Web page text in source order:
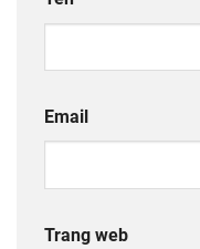
Email
Trang web